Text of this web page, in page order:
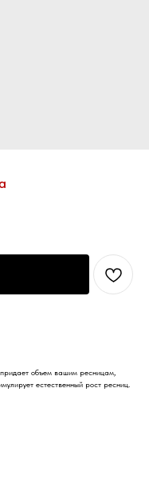
объем вашим ресницам,
естественный рост ресниц.